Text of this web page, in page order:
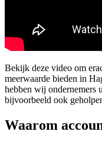
Bekijk deze video om
meerwaarde bieden in
hebben wij ondernemers
bijvoorbeeld ook
Waarom